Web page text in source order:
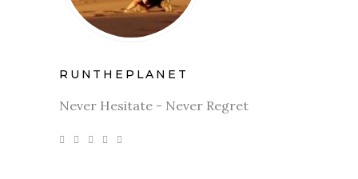
RUNTHEPLANET
Never Hesitate - Never Regret